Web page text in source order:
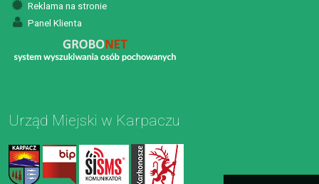
Reklama na stronie
Panel Klienta
Urząd Miejski w Karpaczu